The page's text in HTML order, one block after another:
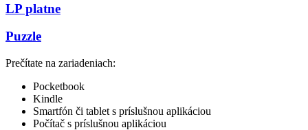
LP platne
Puzzle
Prečítate na zariadeniach:
Pocketbook
Kindle
Smartfón či tablet s príslušnou aplikáciou
Počítač s príslušnou aplikáciou